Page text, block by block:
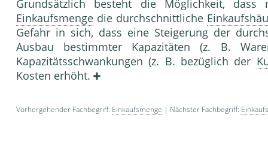
Grundsätzlich besteht die Möglichkeit,
Einkaufsmenge die durchschnittliche
Gefahr in sich, dass eine Steigerung der
Ausbau bestimmter Kapazitä­ten (z. B.
Kapazitätsschwankun­gen (z. B. bezüglich der
Kosten erhöht.
Vorhergehender Fachbegriff: Einkaufsmenge | Nächster Fachbegriff: